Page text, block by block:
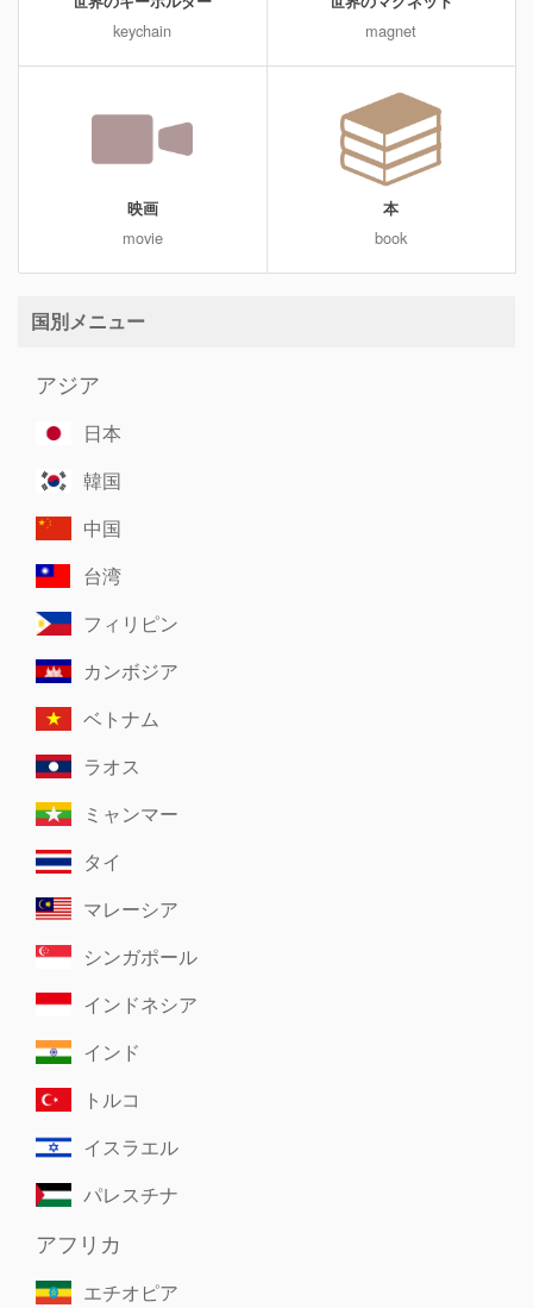
keychain magnet
映画
movie
本
book
国別メニュー
アジア
日本
韓国
中国
台湾
フィリピン
カンボジア
ベトナム
ラオス
ミャンマー
タイ
マレーシア
シンガポール
インドネシア
インド
トルコ
イスラエル
パレスチナ
アフリカ
エチオピア